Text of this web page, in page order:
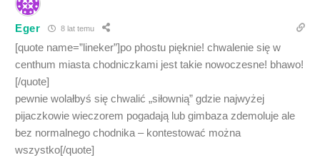
Eger 8 lat temu
[quote name=”lineker”]po phostu pięknie! chwalenie się w
centhum miasta chodniczkami jest takie nowoczesne! bhawo!
[/quote]
pewnie wolałbyś się chwalić „siłownią” gdzie najwyżej
pijaczkowie wieczorem pogadają lub gimbaza zdemoluje ale
bez normalnego chodnika – kontestować można
wszystko[/quote]